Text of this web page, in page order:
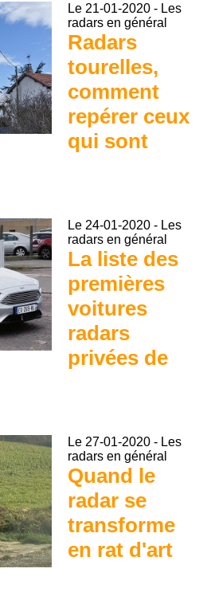
Le 21-01-2020 - Les
radars en général
Radars
tourelles,
comment
repérer ceux
qui sont
Le 24-01-2020 - Les
radars en général
La liste des
premières
voitures
radars
privées de
Le 27-01-2020 - Les
radars en général
Quand le
radar se
transforme
en rat d'art